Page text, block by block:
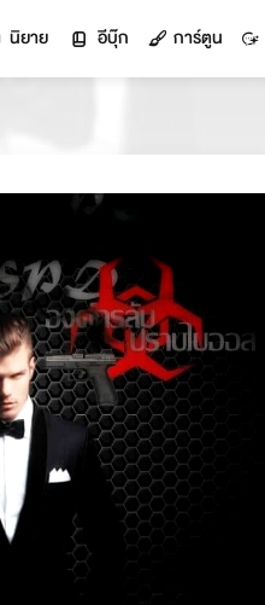
นิยาย อีบุ๊ก การ์ตูน